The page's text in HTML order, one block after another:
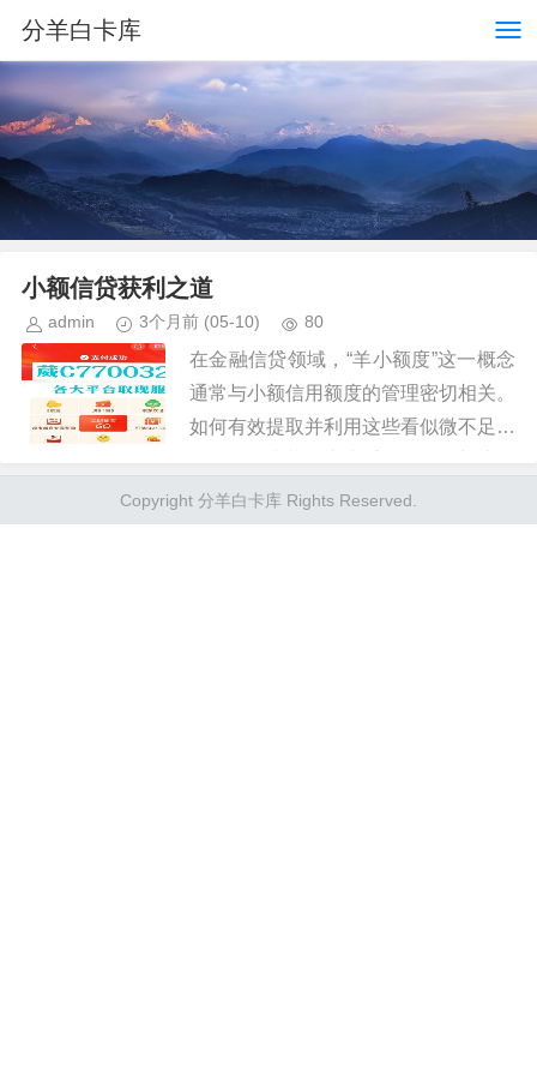
分羊白卡库
小额信贷获利之道
admin 3个月前 (05-10) 80
在金融信贷领域，“羊小额度”这一概念
通常与小额信用额度的管理密切相关。
如何有效提取并利用这些看似微不足道
是一个值得深入探讨的问题。 首先，
从技术层面来看，套取小额信用...
Copyright 分羊白卡库 Rights Reserved.